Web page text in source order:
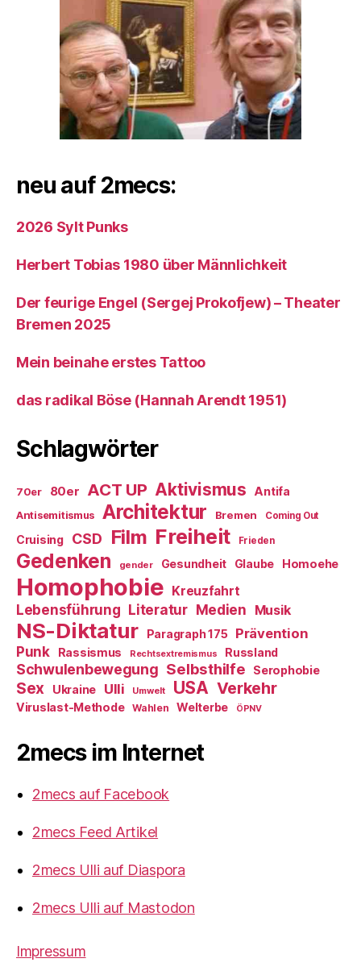
neu auf 2mecs:
2026 Sylt Punks
Herbert Tobias 1980 über Männlichkeit
Der feurige Engel (Sergej Prokofjew) – Theater
Bremen 2025
Mein beinahe erstes Tattoo
das radikal Böse (Hannah Arendt 1951)
Schlagwörter
70er 80er ACT UP Aktivismus Antifa
Antisemitismus Architektur Bremen Coming Out
Cruising CSD Film Freiheit Frieden
Gedenken gender Gesundheit Glaube Homoehe
Homophobie Kreuzfahrt
Lebensführung Literatur Medien Musik
NS-Diktatur Paragraph 175
Prävention
Punk
Rassismus Rechtsextremismus Russland
Schwulenbewegung Selbsthilfe Serophobie
Sex Ukraine Ulli Umwelt USA Verkehr
Viruslast-Methode Wahlen Welterbe ÖPNV
2mecs im Internet
2mecs auf Facebook
2mecs Feed Artikel
2mecs Ulli auf Diaspora
2mecs Ulli auf Mastodon
Impressum